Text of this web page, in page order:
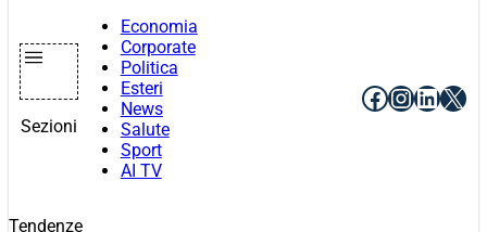
Sezioni
Economia
Corporate
Politica
Esteri
News
Salute
Sport
AI TV
Facebook
X
Tendenze